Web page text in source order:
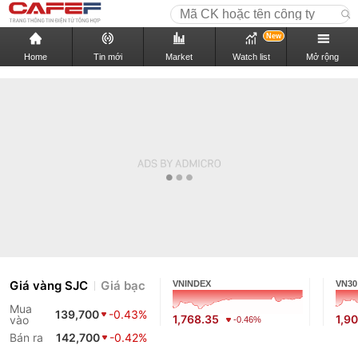
Home Tin mới Market Watch list
New
Mở rộng
Giá vàng SJC Giá bạc
Mua
vào
139,700
-0.43%
Bán ra
142,700 -0.42%
VNINDEX
1,768.35 -0.46%
VN30